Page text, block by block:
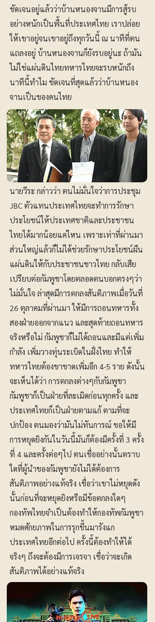
ชัดเจนอยู่แล้วว่าบ้านหนองจานมีการสู้รบ
อย่างหนักเป็นพื้นที่ประเทศไทย เราปล่อย
ให้เขาอยู่จนเขาอยู่ถึงทุกวันนี้ ณ นาทีที่ตน
แถลงอยู่ บ้านหนองจานก็ยังรบอยู่นะ ถ้ามัน
ไม่ใช่แผ่นดินไทยทหารไทยจะรบหนักถึง
นาทีนี้ทำไม ชัดเจนที่สุดแล้วว่าบ้านหนอง
จานเป็นของคนไทย
นายวีระ กล่าวว่า ตนไม่มั่นใจว่าการประชุม
JBC ตัวแทนประเทศไทยจะทำการรักษา
ประโยชน์ให้ประเทศชาติและประชาชน
ไทยได้มากน้อยแค่ไหน เพราะเท่าที่ผ่านมา
ส่วนใหญ่แล้วก็ไม่ได้ช่วยรักษาประโยชน์ผืน
แผ่นดินให้กับประชาชนชาวไทย กลับเสีย
เปรียบต่อกัมพูชาโดยตลอดตนบอกตรงๆว่า
ไม่มั่นใจ ล่าสุดมีการตกลงสันติภาพเมื่อวันที่
26 ตุลาคมที่ผ่านมา ให้มีการถอนทหารทั้ง
สองฝ่ายออกจากแนว และสุดท้ายถอนทหาร
จริงหรือไม่ กัมพูชาก็ไม่ได้ถอนและมีแต่เพิ่ม
กำลัง เพิ่มวางทุ่นระเบิดในฝั่งไทย ทำให้
ทหารไทยต้องขาขาดเพิ่มอีก 4-5 ราย ดังนั้น
จะเห็นได้ว่า การตกลงต่างๆกับกัมพูชา
กัมพูชาก็เป็นฝ่ายที่ละเมิดก่อนทุกครั้ง และ
ประเทศไทยก็เป็นฝ่ายตามแก้ ตามที่จะ
ปกป้อง ตนมองว่ามันไม่ทันการณ์ ขอให้มี
การหยุดยิงกันในวันนี้มันก็ต้องมีครั้งที่ 3 ครั้ง
ที่ 4 และครั้งต่อๆไป ตนเชื่ออย่างนั้นตราบ
ใดที่ผู้นำของกัมพูชายังไม่ได้ต้องการ
สันติภาพอย่างแท้จริง เชื่อว่าเขาไม่หยุดดัง
นั้นก่อนที่จะหยุดยิงหรือมีข้อตกลงใดๆ
กองทัพไทยจำเป็นต้องทำให้กองทัพกัมพูชา
หมดศักยภาพในการรุกขึ้นมารังแก
ประเทศไทยอีกต่อไป ครั้งนี้ต้องทำให้ได้
จริงๆ ถึงจะต้องมีการเจรจา เชื่อว่าจะเกิด
สันติภาพได้อย่างแท้จริง